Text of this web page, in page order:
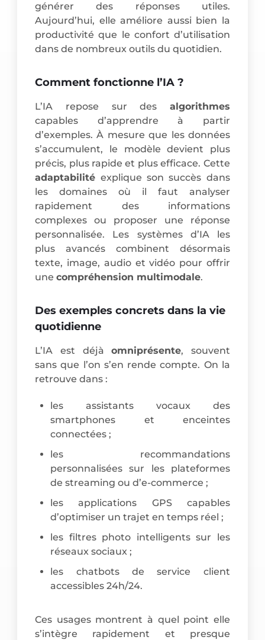
générer des réponses utiles.
Aujourd’hui, elle améliore aussi bien la
productivité que le confort d’utilisation
dans de nombreux outils du quotidien.
Comment fonctionne l’IA ?
L’IA repose sur des algorithmes
capables d’apprendre à partir
d’exemples. À mesure que les données
s’accumulent, le modèle devient plus
précis, plus rapide et plus efficace. Cette
adaptabilité explique son succès dans
les domaines où il faut analyser
rapidement des informations
complexes ou proposer une réponse
personnalisée. Les systèmes d’IA les
plus avancés combinent désormais
texte, image, audio et vidéo pour offrir
unecompréhension multimodale.
Des exemples concrets dans la vie
quotidienne
L’IA est déjàomniprésente, souvent
sans que l’on s’en rende compte. On la
retrouve dans :
les assistants vocaux des
smartphones et enceintes
connectées ;
les recommandations
personnalisées sur les plateformes
de streaming ou d’e-commerce ;
les applications GPS capables
d’optimiser un trajet en temps réel ;
les filtres photo intelligents sur les
réseaux sociaux ;
les chatbots de service client
accessibles 24h/24.
Ces usages montrent à quel point elle
s’intègre rapidement et presque